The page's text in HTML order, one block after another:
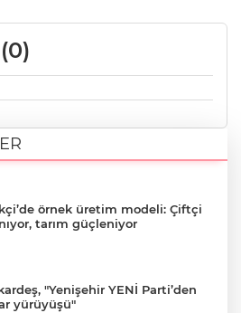
0)
örnek üretim modeli: Çiftçi
tarım güçleniyor
"Yenişehir YENİ Parti’den
yürüyüşü"